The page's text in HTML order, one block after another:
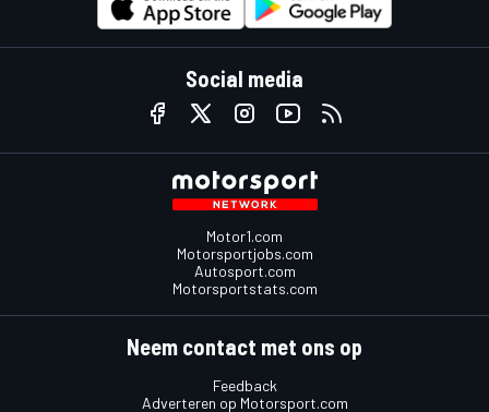
Social media
Motor1.com
Motorsportjobs.com
Autosport.com
Motorsportstats.com
Neem contact met ons op
Feedback
Adverteren op Motorsport.com